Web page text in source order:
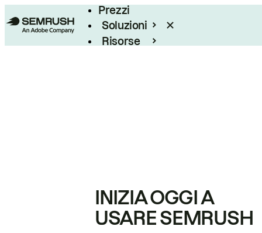
Prezzi
Soluzioni
Risorse
INIZIA OGGI A
USARE SEMRUSH